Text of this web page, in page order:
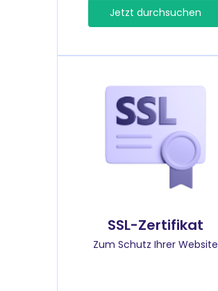
Jetzt durchsuchen
SSL-Zertifikat
Zum Schutz Ihrer Website